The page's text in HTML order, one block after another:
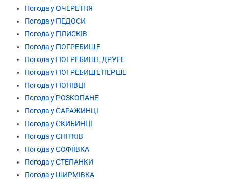
Погода у ОЧЕРЕТНЯ
Погода у ПЕДОСИ
Погода у ПЛИСКІВ
Погода у ПОГРЕБИЩЕ
Погода у ПОГРЕБИЩЕ ДРУГЕ
Погода у ПОГРЕБИЩЕ ПЕРШЕ
Погода у ПОПІВЦІ
Погода у РОЗКОПАНЕ
Погода у САРАЖИНЦІ
Погода у СКИБИНЦІ
Погода у СНІТКІВ
Погода у СОФІЇВКА
Погода у СТЕПАНКИ
Погода у ШИРМІВКА